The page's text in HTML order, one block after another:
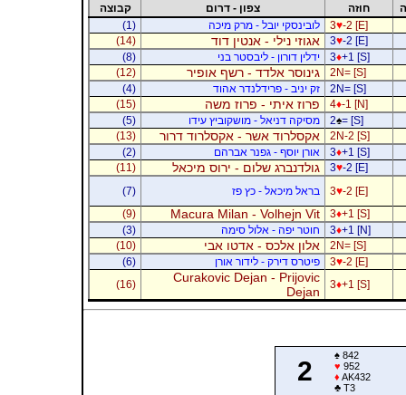
חוזה צפון - דרום
קבוצה
3♥-2 [E] לובינסקי יובל - מרק מיכה
(1)
3♥-2 [E] אגוזי נילי - אנטין דוד
(14)
3♦+1 [S] ידלין דורון - ליבסטר בני
(8)
2N= [S]
גינוסר אלדד - רשף אופיר
(12)
2N= [S]
זק יניב - פרידלנדר אהוד
(4)
4♦-1 [N] פרוז איתי - פרוז משה
(15)
2♠= [S] מסיקה דניאל - מושקוביץ עידו
(5)
2N-2 [S]
אקסלרוד אשר - אקסלרוד דרור
(13)
3♦+1 [S] אורן יוסף - גפנר אברהם
(2)
3♥-2 [E] גולדנברג שלום - ירוס מיכאל
(11)
3♥-2 [E] בראל מיכאל - כץ פז
(7)
3♦+1 [S]
Macura Milan - Volhejn Vit
(9)
3♦+1 [N] חוטר יפה - אלול סימה
(3)
2N= [S]
אלון אלכס - אדטו אבי
(10)
3♥-2 [E] פיטרס דירק - לידור אורן
(6)
3♦+1 [S]
Curakovic Dejan - Prijovic
Dejan
(16)
2
♠842
♥ 952
♦ AK432
♣T3